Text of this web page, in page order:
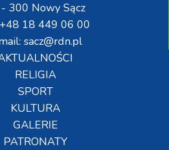
300 Nowy Sącz
18 449 06 00
sacz@rdn.pl
RELIGIA
SPORT
KULTURA
GALERIE
PATRONATY